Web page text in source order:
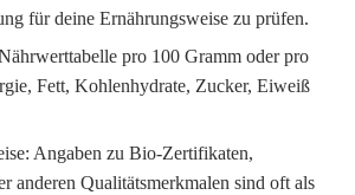
für deine Ernährungsweise zu prüfen.
pro 100 Gramm oder pro
Fett, Kohlenhydrate, Zucker, Eiweiß
Angaben zu Bio-Zertifikaten,
anderen Qualitätsmerkmalen sind oft als